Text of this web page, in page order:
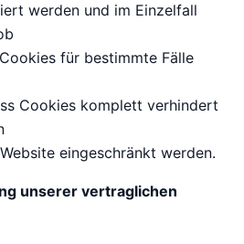
werden und im Einzelfall
für bestimmte Fälle
Cookies komplett verhindert
eingeschränkt werden.
unserer vertraglichen